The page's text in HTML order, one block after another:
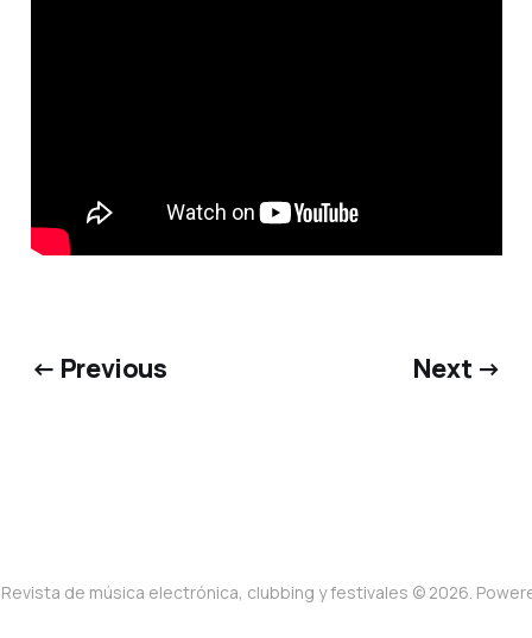
← Previous Next →
de música electrónica, clubbing y festivales © 2026.